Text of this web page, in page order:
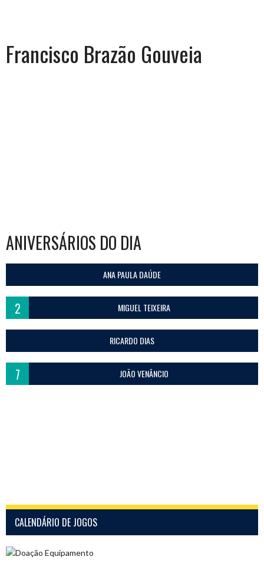
Francisco Brazão Gouveia
ANIVERSÁRIOS DO DIA
ANA PAULA DAÚDE
2 MIGUEL TEIXEIRA
RICARDO DIAS
7 JOÃO VENÂNCIO
CALENDÁRIO DE JOGOS